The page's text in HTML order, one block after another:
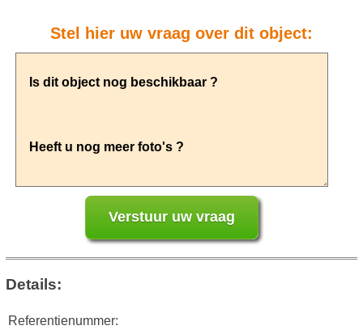
Stel hier uw vraag over dit object:
Details:
Referentienummer: